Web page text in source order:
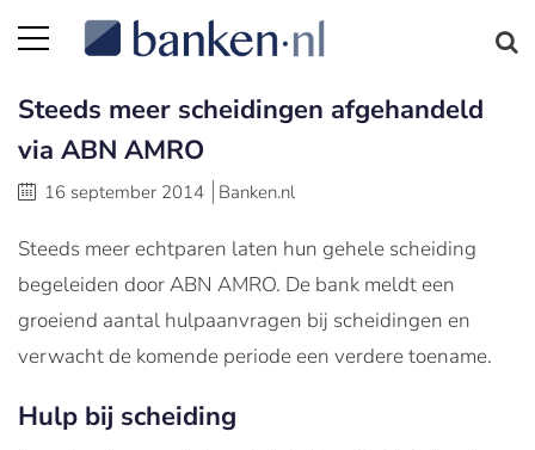
Steeds meer scheidingen afgehandeld
via ABN AMRO
16 september 2014 Banken.nl
Steeds meer echtparen laten hun gehele scheiding
begeleiden door ABN AMRO. De bank meldt een
groeiend aantal hulpaanvragen bij scheidingen en
verwacht de komende periode een verdere toename.
Hulp bij scheiding